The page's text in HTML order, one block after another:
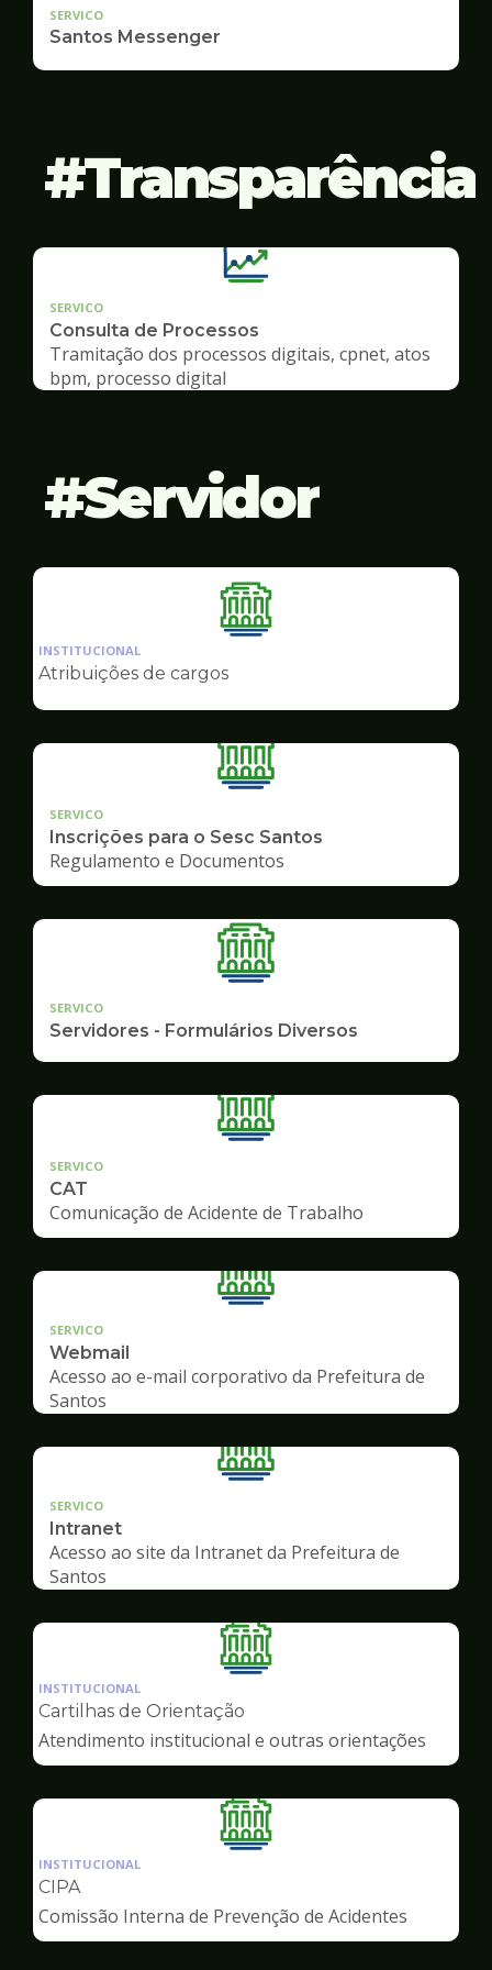
SERVICO
Santos Messenger
Transparência
SERVICO
Consulta de Processos
Tramitação dos processos digitais, cpnet, atos
bpm, processo digital
Servidor
Ilustração
da
Servidor
INSTITUCIONAL
Atribuições de cargos
SERVICO
Inscrições para o Sesc Santos
Regulamento e Documentos
SERVICO
Servidores - Formulários Diversos
SERVICO
CAT
Comunicação de Acidente de Trabalho
SERVICO
Webmail
Acesso ao e-mail corporativo da Prefeitura de
Santos
SERVICO
Intranet
Acesso ao site da Intranet da Prefeitura de
Santos
Ilustração
da
de
Servidor
INSTITUCIONAL
Cartilhas de Orientação
Atendimento institucional e outras orientações
Ilustração
da
Servidor
INSTITUCIONAL
CIPA
Comissão Interna de Prevenção de Acidentes